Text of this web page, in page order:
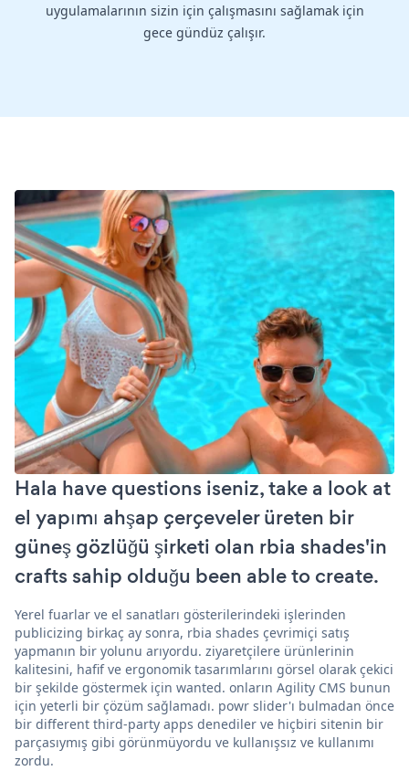
uygulamalarının sizin için çalışmasını sağlamak için
gece gündüz çalışır.
Hala have questions iseniz, take a look at
el yapımı ahşap çerçeveler üreten bir
güneş gözlüğü şirketi olan rbia shades'in
crafts sahip olduğu been able to create.
Yerel fuarlar ve el sanatları gösterilerindeki işlerinden
publicizing birkaç ay sonra, rbia shades çevrimiçi satış
yapmanın bir yolunu arıyordu. ziyaretçilere ürünlerinin
kalitesini, hafif ve ergonomik tasarımlarını görsel olarak çekici
bir şekilde göstermek için wanted. onların Agility CMS bunun
için yeterli bir çözüm sağlamadı. powr slider'ı bulmadan önce
bir different third-party apps denediler ve hiçbiri sitenin bir
parçasıymış gibi görünmüyordu ve kullanışsız ve kullanımı
zordu.